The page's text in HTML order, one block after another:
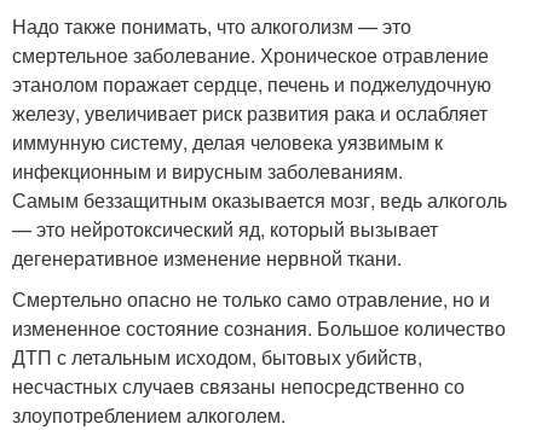
Надо также понимать, что алкоголизм — это
смертельное заболевание. Хроническое отравление
этанолом поражает сердце, печень и поджелудочную
железу, увеличивает риск развития рака и ослабляет
иммунную систему, делая человека уязвимым к
инфекционным и вирусным заболеваниям.
Самым беззащитным оказывается мозг, ведь алкоголь
— это нейротоксический яд, который вызывает
дегенеративное изменение нервной ткани.
Смертельно опасно не только само отравление, но и
измененное состояние сознания. Большое количество
ДТП с летальным исходом, бытовых убийств,
несчастных случаев связаны непосредственно со
злоупотреблением алкоголем.